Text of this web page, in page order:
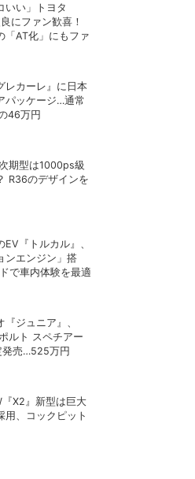
いい」トヨタ
にファン歓喜！
「AT化」にもファ
レカーレ』に日本
パッケージ…通常
46万円
期型は1000ps級
R36のデザインを
『トルカル』、
ンエンジン」搭
で車内体験を最適
ジュニア』、
ルト スペチアー
発売…525万円
『X2』新型は巨大
用、コックピット